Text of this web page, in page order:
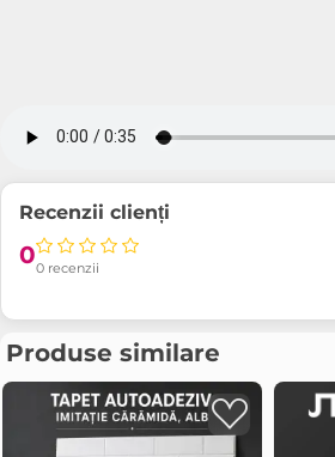
Recenzii clienți
00 recenzii
Produse similare